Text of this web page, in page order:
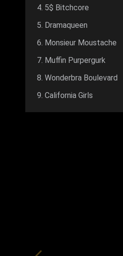
5$ Bitchcore
Dramaqueen
Monsieur Moustache
Muffin Purpergurk
Wonderbra Boulevard
California Girls